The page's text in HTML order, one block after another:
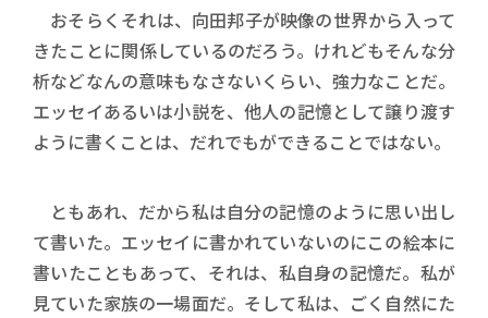
おそらくそれは、向田邦子が映像の世界から入って
きたことに関係しているのだろう。けれどもそんな分
析などなんの意味もなさないくらい、強力なことだ。
エッセイあるいは小説を、他人の記憶として譲り渡す
ように書くことは、だれでもができることではない。
ともあれ、だから私は自分の記憶のように思い出し
て書いた。エッセイに書かれていないのにこの絵本に
書いたこともあって、それは、私自身の記憶だ。私が
見ていた家族の一場面だ。そして私は、ごく自然にた